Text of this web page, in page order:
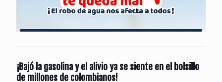
¡Bajó la gasolina y el alivio ya se siente en el bolsillo
de millones de colombianos!